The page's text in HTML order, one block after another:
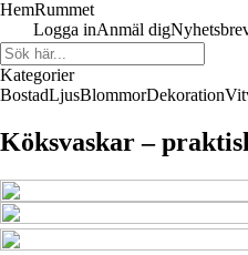
HemRummet
Logga inAnmäl dig
Kategorier
BostadLjusBlommorDekoration
Köksvaskar –